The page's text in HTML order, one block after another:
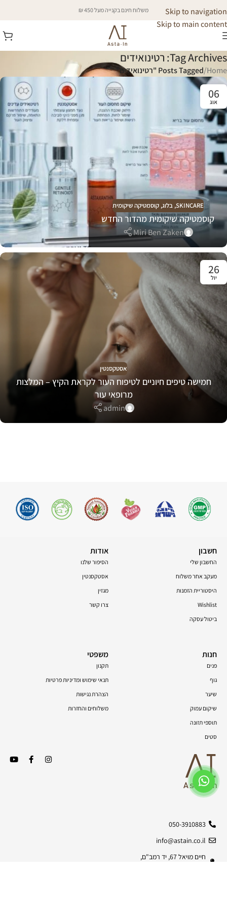
Skip to navigation
Skip to main content
משלוח חינם בקנייה מעל 450 ₪
Tag Archives: רטינואידים
Home
/Posts Tagged "רטינואידים"
06
אוג
SKINCARE
,בלוג,קוסמטיקה שיקומית
קוסמטיקה שיקומית מהדור החדש
Miri Ben Zaken
26
יול
אסטקסנטין
חמישה טיפים חיוניים לטיפוח העור לקראת הקיץ – המלצות
מרופאי עור
admin
050-3910883
info@astain.co.il
חיים מויאל 67, יד רמב"ם,
חשבון
החשבון שלי
מעקב אחר משלוח
היסטוריית הזמנות
Wishlist
ביטול עסקה
אודות
הסיפור שלנו
אסטקסנטין
מגזין
צרו קשר
חנות
פנים
גוף
שיער
שיקום עמוק
תוספי תזונה
סטים
משפטי
תקנון
תנאי שימוש ומדיניות פרטיות
הצהרת נגישות
משלוחים והחזרות